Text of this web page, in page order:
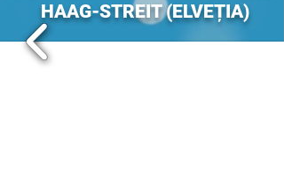
HAAG-STREIT (ELVEȚIA)